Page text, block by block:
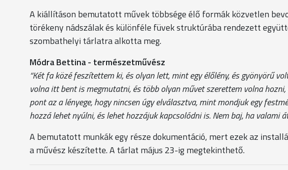
A kiállításon bemutatott művek többsége élő formák közvetlen
törékeny nádszálak és különféle füvek struktúrába rendezett
szombathelyi tárlatra alkotta meg.
Módra Bettina - természetművész
“Két fa közé feszítettem ki, és olyan lett, mint egy élőlény, és gyönyörű
volna itt bent is megmutatni, és több olyan művet szerettem volna
pont az a lényege, hogy nincsen úgy elválasztva, mint mondjuk egy
hozzá lehet nyúlni, és lehet hozzájuk kapcsolódni is. Nem baj, ha valami
A bemutatott munkák egy része dokumentáció, mert ezek az
a művész készítette. A tárlat május 23-ig megtekinthető.